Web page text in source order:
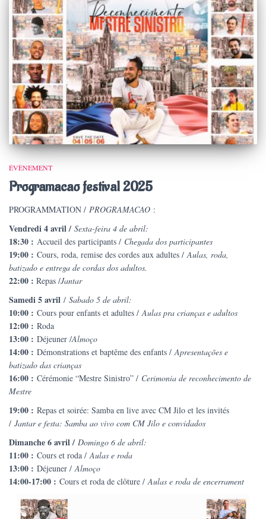
ÉVÈNEMENT
Programacao festival 2025
PROGRAMMATION / PROGRAMACAO :
Vendredi 4 avril / Sexta-feira 4 de abril:
18:30 : Accueil des participants / Chegada dos participantes
19:00 : Cours, roda, remise des cordes aux adultes /Aulas, roda,
batizado e entrega de cordas dos adultos.
22:00 : Repas /Jantar
Samedi 5 avril / Sabado 5 de abril:
10:00 : Cours pour enfants et adultes /Aulas pra crianças e adultos
12:00 : Roda
13:00 : Déjeuner /Almoço
14:00 : Démonstrations et baptême des enfants /Apresentações e
batizado das crianças
16:00 : Cérémonie “Mestre Sinistro” / Cerimonia de reconhecimento de
Mestre
19:00 : Repas et soirée: Samba en live avec CM Jilo et les invités
/ Jantar e festa: Samba ao vivo com CM Jilo e convidados
Dimanche 6 avril / Domingo 6 de abril:
11:00 : Cours et roda /Aulas e roda
13:00 : Déjeuner /Almoço
14:00-17:00 : Cours et roda de clôture / Aulas e roda de encerrament